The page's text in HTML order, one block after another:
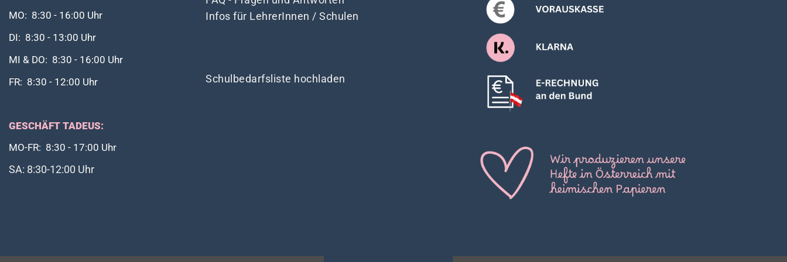
MO: 8:30 - 16:00 Uhr
DI: 8:30 - 13:00 Uhr
MI & DO: 8:30 - 16:00 Uhr
FR: 8:30 - 12:00 Uhr
GESCHÄFT TADEUS:
MO-FR: 8:30 - 17:00 Uhr
SA: 8:30-12:00 Uhr
Infos für LehrerInnen / Schulen
Schulbedarfsliste hochladen